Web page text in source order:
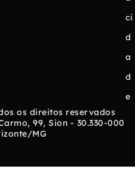
ci
d
a
d
e
os direitos reservados
99, Sion - 30.330-000
MG